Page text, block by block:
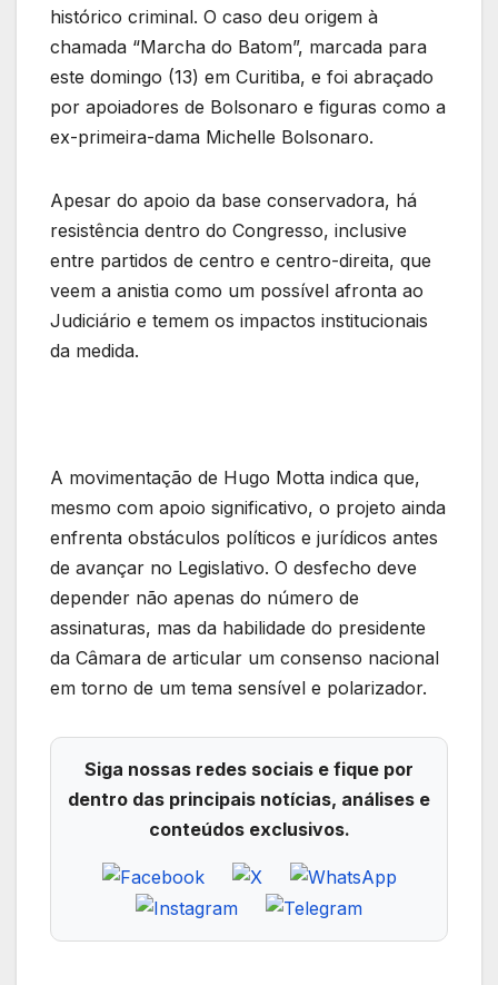
histórico criminal. O caso deu origem à
chamada “Marcha do Batom”, marcada para
este domingo (13) em Curitiba, e foi abraçado
por apoiadores de Bolsonaro e figuras como a
ex-primeira-dama Michelle Bolsonaro.
Apesar do apoio da base conservadora, há
resistência dentro do Congresso, inclusive
entre partidos de centro e centro-direita, que
veem a anistia como um possível afronta ao
Judiciário e temem os impactos institucionais
da medida.
A movimentação de Hugo Motta indica que,
mesmo com apoio significativo, o projeto ainda
enfrenta obstáculos políticos e jurídicos antes
de avançar no Legislativo. O desfecho deve
depender não apenas do número de
assinaturas, mas da habilidade do presidente
da Câmara de articular um consenso nacional
em torno de um tema sensível e polarizador.
Siga nossas redes sociais e fique por
dentro das principais notícias, análises e
conteúdos exclusivos.